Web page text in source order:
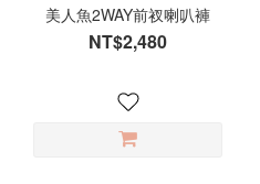
美人魚2WAY前衩喇叭褲
NT$2,480